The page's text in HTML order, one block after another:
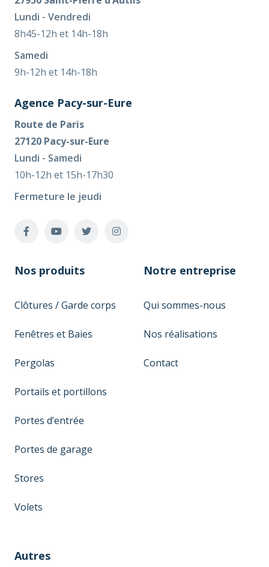
Lundi - Vendredi
8h45-12h et 14h-18h
Samedi
9h-12h et 14h-18h
Agence Pacy-sur-Eure
Route de Paris
27120 Pacy-sur-Eure
Lundi - Samedi
10h-12h et 15h-17h30
Fermeture le jeudi
Nos produits
Clôtures / Garde corps
Fenêtres et Baies
Pergolas
Portails et portillons
Portes d’entrée
Portes de garage
Stores
Volets
Notre entreprise
Qui sommes-nous
Nos réalisations
Contact
Autres